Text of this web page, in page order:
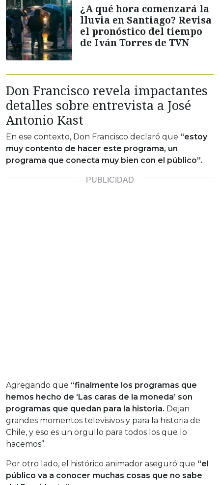
¿A qué hora comenzará la
lluvia en Santiago? Revisa
el pronóstico del tiempo
de Iván Torres de TVN
Don Francisco revela impactantes
detalles sobre entrevista a José
Antonio Kast
En ese contexto, Don Francisco declaró que “estoy
muy contento de hacer este programa, un
programa que conecta muy bien con el público”.
Agregando que “finalmente los programas que
hemos hecho de ‘Las caras de la moneda’ son
programas que quedan para la historia. Dejan
grandes momentos televisivos y para la historia de
Chile, y eso es un orgullo para todos los que lo
hacemos”.
Por otro lado, el histórico animador aseguró que “el
público va a conocer muchas cosas que no sabe